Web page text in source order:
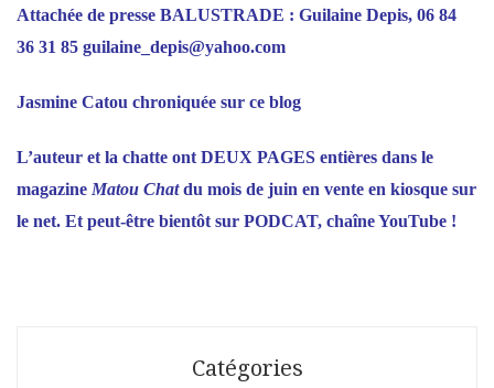
Attachée de presse BALUSTRADE : Guilaine Depis, 06 84
36 31 85 guilaine_depis@yahoo.com
Jasmine Catou chroniquée sur ce blog
L’auteur et la chatte ont DEUX PAGES entières dans le
magazine Matou Chatdu mois de juin en vente en kiosque sur
le net. Et peut-être bientôt sur PODCAT, chaîne YouTube !
Catégories